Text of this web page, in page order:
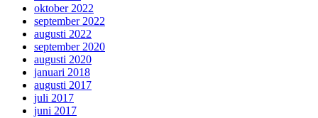
oktober 2022
september 2022
augusti 2022
september 2020
augusti 2020
januari 2018
augusti 2017
juli 2017
juni 2017